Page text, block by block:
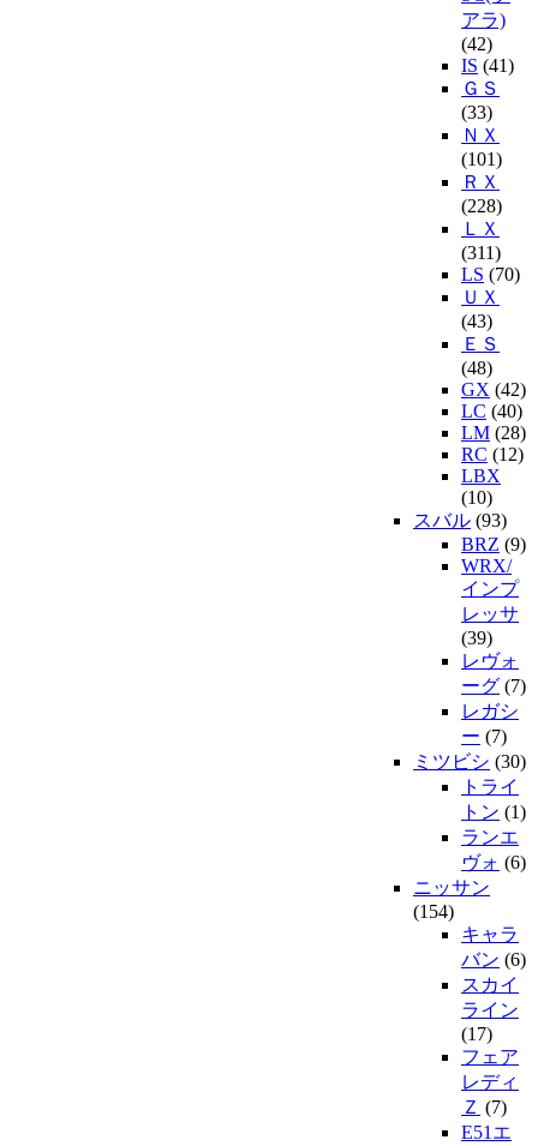
アラ)
(42)
IS (41)
ＧＳ
(33)
ＮＸ
(101)
ＲＸ
(228)
ＬＸ
(311)
LS (70)
ＵＸ
(43)
ＥＳ
(48)
GX (42)
LC (40)
LM (28)
RC (12)
LBX
(10)
スバル (93)
BRZ (9)
WRX/
インプ
レッサ
(39)
レヴォ
ーグ (7)
レガシ
ー (7)
ミツビシ (30)
トライ
トン (1)
ランエ
ヴォ (6)
ニッサン
(154)
キャラ
バン (6)
スカイ
ライン
(17)
フェア
レディ
Ｚ (7)
E51エ